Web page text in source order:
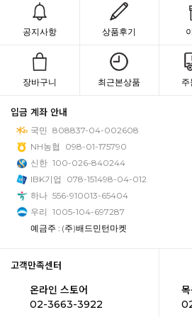
공지사항 상품후기
장바구니 최근본상품 주
입금 계좌 안내
국민 808837-04-002608
NH농협
098-01-175790
신한 100-026-840244
IBK기업
078-151498-04-012
하나 556-910013-65404
우리 1005-104-697287
예금주 : (주)배드민턴마켓
고객만족센터
온라인 스토어
02-3663-3922